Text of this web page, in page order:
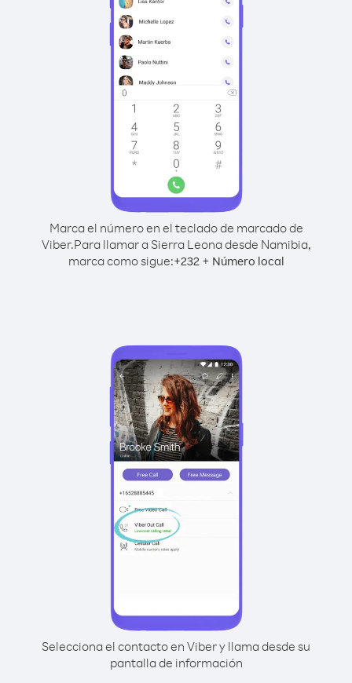
Marca el número en el teclado de marcado de
Viber.Para llamar a Sierra Leona desde Namibia,
marca como sigue:+232+ Número local
Selecciona el contacto en Viber y llama desde su
pantalla de información